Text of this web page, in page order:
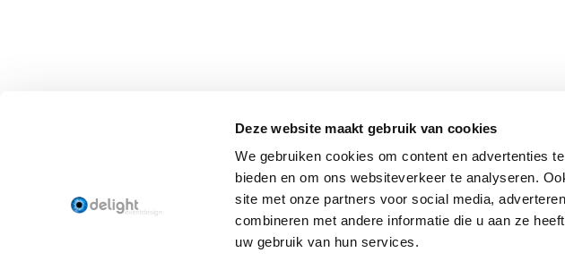
Deze website maakt gebruik van cookies
We gebruiken cookies om content en advertenties
bieden en om ons websiteverkeer te analyseren.
site met onze partners voor social media,
combineren met andere informatie die u aan ze
uw gebruik van hun services.